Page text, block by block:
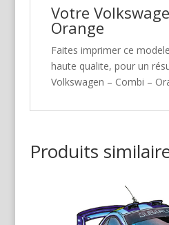
Votre
Orange
Faites imprimer ce
haute qualite, pour un
Volkswagen – Combi –
Produits